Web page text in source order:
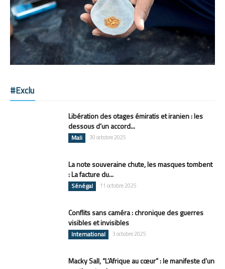
#Exclu
Libération des otages émiratis et iranien : les
dessous d’un accord...
Mali 30 octobre 2025
La note souveraine chute, les masques tombent
: La facture du...
Sénégal 11 octobre 2025
Conflits sans caméra : chronique des guerres
visibles et invisibles
International 3 octobre 2025
Macky Sall, “L’Afrique au cœur” : le manifeste d’un